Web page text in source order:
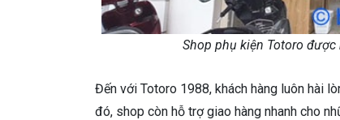
Shop phụ kiện Totoro được
Đến với Totoro 1988, khách hàng luôn hài
đó, shop còn hỗ trợ giao hàng nhanh cho